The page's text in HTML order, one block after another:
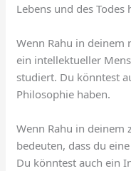
Lebens und des Todes
Wenn Rahu in deinem
ein intellektueller
studiert. Du könntest
Philosophie haben.
Wenn Rahu in deinem
bedeuten, dass du
Du könntest auch ein